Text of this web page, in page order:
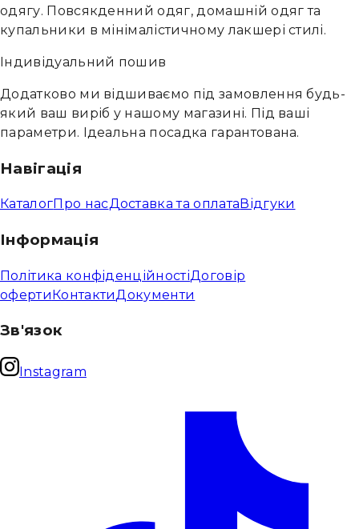
одягу. Повсякденний одяг, домашній одяг та
купальники в мінімалістичному лакшері стилі.
Індивідуальний пошив
Додатково ми відшиваємо під замовлення будь-
який ваш виріб у нашому магазині. Під ваші
параметри. Ідеальна посадка гарантована.
Навігація
КаталогПро насДоставка та оплата Відгуки
Інформація
Політика конфіденційностіДоговір
офертиКонтактиДокументи
Зв'язок
Instagram